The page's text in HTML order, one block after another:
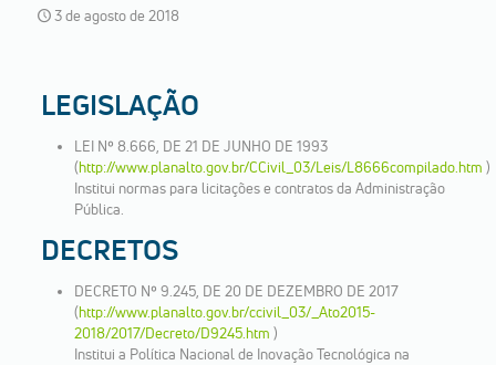
3 de agosto de 2018
LEGISLAÇÃO
LEI Nº 8.666, DE 21 DE JUNHO DE 1993
(http://www.planalto.gov.br/CCivil_03/Leis/L8666compilado.htm )
Institui normas para licitações e contratos da Administração
Pública.
DECRETOS
DECRETO Nº 9.245, DE 20 DE DEZEMBRO DE 2017
(http://www.planalto.gov.br/ccivil_03/_Ato2015-
2018/2017/Decreto/D9245.htm )
Institui a Política Nacional de Inovação Tecnológica na